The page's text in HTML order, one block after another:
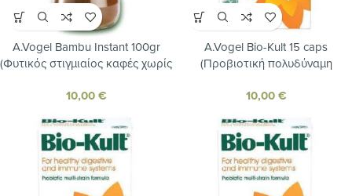
A.Vogel Bambu Instant 100gr
(Φυτικός στιγμιαίος καφές χωρίς
δημητριακά βιολογικής
10,00€
A.Vogel Bio-Kult 15 caps
(Προβιοτική πολυδύναμη
υγείας του πεπτικού και
10,00€